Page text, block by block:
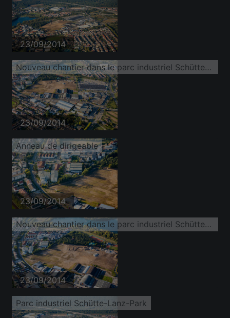
23/09/2014
Nouveau chantier dans le parc industriel Schütte-Lanz-Park
23/09/2014
Anneau de dirigeable
23/09/2014
Nouveau chantier dans le parc industriel Schütte-Lanz-Park
23/09/2014
Parc industriel Schütte-Lanz-Park